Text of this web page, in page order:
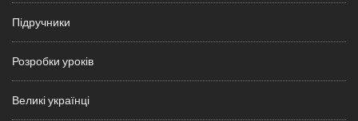
Підручники
Розробки уроків
Великі українці